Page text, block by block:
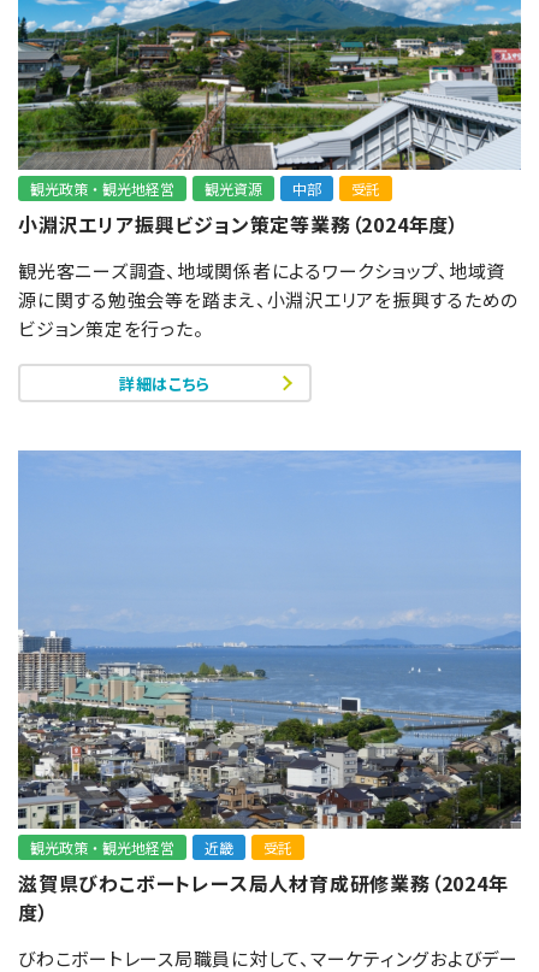
観光政策・観光地経営 観光資源 中部 受託
小淵沢エリア振興ビジョン策定等業務（2024年度）
観光客ニーズ調査、地域関係者によるワークショップ、地域資
源に関する勉強会等を踏まえ、小淵沢エリアを振興するための
ビジョン策定を行った。
詳細はこちら
観光政策・観光地経営 近畿 受託
滋賀県びわこボートレース局人材育成研修業務（2024年
度）
びわこボートレース局職員に対して、マーケティングおよびデー